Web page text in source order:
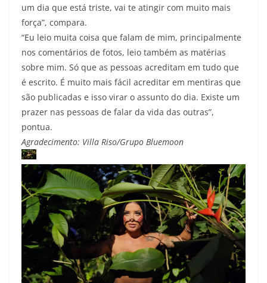
um dia que está triste, vai te atingir com muito mais
força”, compara.
“Eu leio muita coisa que falam de mim, principalmente
nos comentários de fotos, leio também as matérias
sobre mim. Só que as pessoas acreditam em tudo que
é escrito. É muito mais fácil acreditar em mentiras que
são publicadas e isso virar o assunto do dia. Existe um
prazer nas pessoas de falar da vida das outras”,
pontua.
Agradecimento: Villa Riso/Grupo Bluemoon